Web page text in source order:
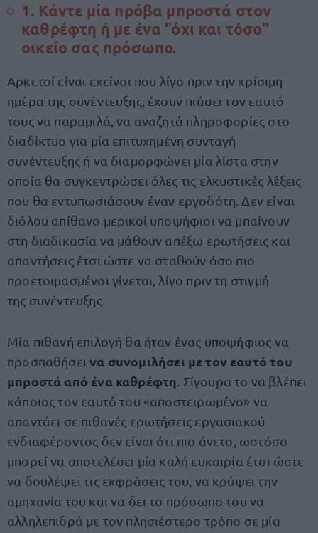
1. Κάντε μία πρόβα μπροστά στον
καθρέφτη ή με ένα "όχι και τόσο"
οικείο σας πρόσωπο.
Αρκετοί είναι εκείνοι που λίγο πριν την κρίσιμη
ημέρα της συνέντευξης, έχουν πιάσει τον εαυτό
τους να παραμιλά, να αναζητά πληροφορίες στο
διαδίκτυο για μία επιτυχημένη συνταγή
συνέντευξης ή να διαμορφώνει μία λίστα στην
οποία θα συγκεντρώσει όλες τις ελκυστικές λέξεις
που θα εντυπωσιάσουν έναν εργοδότη. Δεν είναι
διόλου απίθανο μερικοί υποψήφιοι να μπαίνουν
στη διαδικασία να μάθουν απέξω ερωτήσεις και
απαντήσεις έτσι ώστε να σταθούν όσο πιο
προετοιμασμένοι γίνεται, λίγο πριν τη στιγμή
της συνέντευξης.
Μία πιθανή επιλογή θα ήταν ένας υποψήφιος να
προσπαθήσεινα συνομιλήσει με τον εαυτό του
μπροστά από ένα καθρέφτη . Σίγουρα το να βλέπει
κάποιος τον εαυτό του «αποστειρωμένο» να
απαντάει σε πιθανές ερωτήσεις εργασιακού
ενδιαφέροντος δεν είναι ότι πιο άνετο, ωστόσο
μπορεί να αποτελέσει μία καλή ευκαιρία έτσι ώστε
να δουλέψει τις εκφράσεις του, να κρύψει την
αμηχανία του και να δει το πρόσωπο του να
αλληλεπιδρά με τον πλησιέστερο τρόπο σε μία